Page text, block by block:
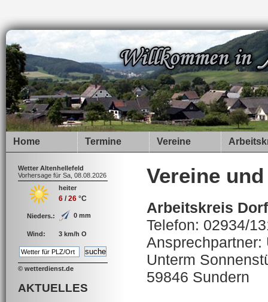
Home Termine Vereine
Wetter Altenhellefeld
Vorhersage für Sa, 08.08.2026
heiter
6 / 26 °C
Nieders.: 0 mm
Wind: 3 km/h O
© wetterdienst.de
AKTUELLES
Vereine
Arbeitskreis
Telefon: 02934/
Ansprechpartner:
Unterm
59846 Sundern